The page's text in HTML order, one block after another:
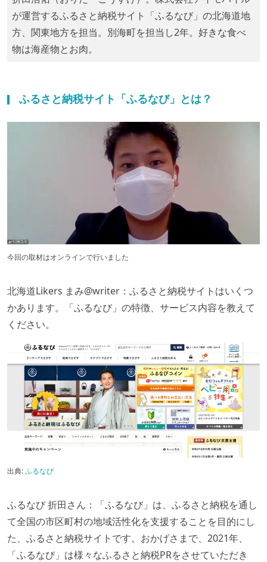
が運営するふるさと納税サイト「ふるなび」の北海道地
方、関東地方を担当。別海町を担当し2年。好きな食べ
物は海産物とお肉。
ふるさと納税サイト「ふるなび」とは？
今回の取材はオンラインで行いました
北海道Likers まみ@writer：ふるさと納税サイトはいくつ
かあります。「ふるなび」の特徴、サービス内容を教えて
ください。
出典:ふるなび
ふるなび 折田さん：「ふるなび」は、ふるさと納税を通し
て全国の市区町村の地域活性化を支援することを目的にし
た、ふるさと納税サイトです。おかげさまで、2021年、
「ふるなび」は様々なふるさと納税PRをさせていただき